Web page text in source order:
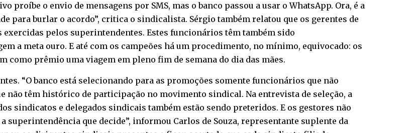
proíbe o envio de mensagens por SMS, mas o banco passou a usar o WhatsApp. Ora, é a
para burlar o acordo”, critica o sindicalista. Sérgio também relatou que os gerentes de
pelos superintendentes. Estes funcionários têm também sido
a meta ouro. E até com os campeões há um procedimento, no mínimo, equivocado: os
como prêmio uma viagem em pleno fim de semana do dia das mães.
“O banco está selecionando para as promoções somente funcionários que não
não têm histórico de participação no movimento sindical. Na entrevista de seleção, a
sindicatos e delegados sindicais também estão sendo preteridos. E os gestores não
superintendência que decide”, informou Carlos de Souza, representante suplente da